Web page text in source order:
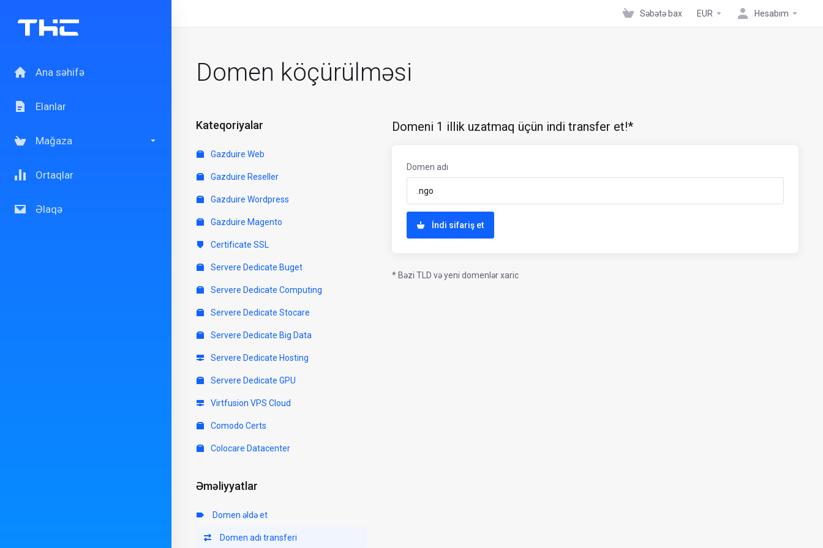
Ana səhifə
Elanlar
Mağaza
Ortaqlar
Əlaqə
Səbətə bax EUR Hesabım
Domen köçürülməsi
Kateqoriyalar
Gazduire Web
Gazduire Reseller
Gazduire Wordpress
Gazduire Magento
Certificate SSL
Servere Dedicate Buget
Servere Dedicate Computing
Servere Dedicate Stocare
Servere Dedicate Big Data
Servere Dedicate Hosting
Servere Dedicate GPU
Virtfusion VPS Cloud
Comodo Certs
Colocare Datacenter
Əməliyyatlar
Domen əldə et
Domen adı transferi
Domeni 1 illik uzatmaq üçün indi transfer et!*
Domen adı
İndi sifariş et
* Bəzi TLD və yeni domenlər xaric